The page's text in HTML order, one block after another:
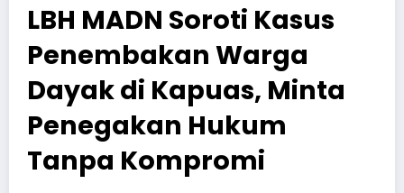
LBH MADN Soroti Kasus
Penembakan Warga
Dayak di Kapuas, Minta
Penegakan Hukum
Tanpa Kompromi